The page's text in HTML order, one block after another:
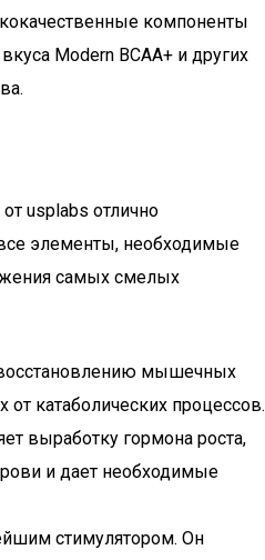
компоненты
Modern BCAA+ и других
usplabs отлично
элементы, необходимые
самых смелых
мышечных
катаболических процессов.
выработку гормона роста,
и дает необходимые
стимулятором. Он